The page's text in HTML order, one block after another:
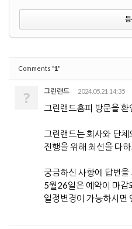
Comments '1'
? 그린랜드 2024.05.21 14:35
그린랜드홈피 방문을
그린랜드는 회사와 단
진행을 위해 최선을 다
궁금하신 사항에 답변을
5월26일은 예약이 마감
일정변경이 가능하시면